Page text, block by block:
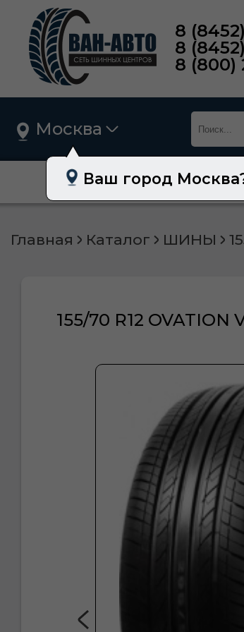
8
8
8 (800)
Москва
Ваш город
О нас
Главная Каталог ШИНЫ
155/70 R12 OVATION